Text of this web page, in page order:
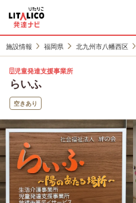
施設情報 福岡県 北九州市八幡西区
児童発達支援事業所
らいふ
空きあり